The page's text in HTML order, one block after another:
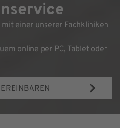
einer unserer Fachkliniken
online per PC, Tablet oder